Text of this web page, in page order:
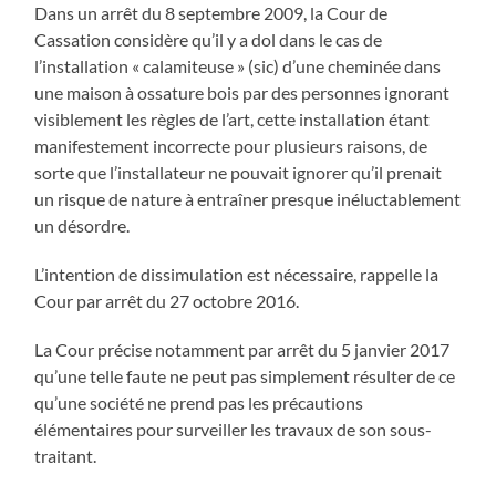
Dans un arrêt du 8 septembre 2009, la Cour de
Cassation considère qu’il y a dol dans le cas de
l’installation « calamiteuse » (sic) d’une cheminée dans
une maison à ossature bois par des personnes ignorant
visiblement les règles de l’art, cette installation étant
manifestement incorrecte pour plusieurs raisons, de
sorte que l’installateur ne pouvait ignorer qu’il prenait
un risque de nature à entraîner presque inéluctablement
un désordre.
L’intention de dissimulation est nécessaire, rappelle la
Cour par arrêt du 27 octobre 2016.
La Cour précise notamment par arrêt du 5 janvier 2017
qu’une telle faute ne peut pas simplement résulter de ce
qu’une société ne prend pas les précautions
élémentaires pour surveiller les travaux de son sous-
traitant.